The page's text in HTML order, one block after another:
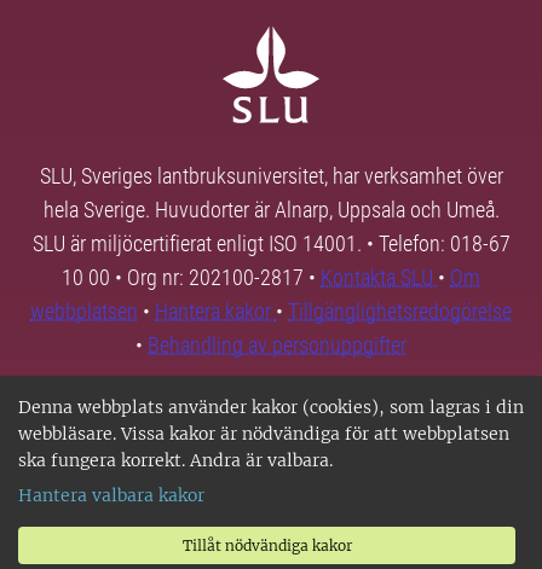
Denna webbplats använder kakor (cookies), som lagras i din
webbläsare. Vissa kakor är nödvändiga för att webbplatsen
ska fungera korrekt. Andra är valbara.
Hantera valbara kakor
Tillåt nödvändiga kakor
SLU, Sveriges lantbruksuniversitet, har verksamhet över
hela Sverige. Huvudorter är Alnarp, Uppsala och Umeå.
SLU är miljöcertifierat enligt ISO 14001. • Telefon: 018-67
10 00 • Org nr: 202100-2817 • Kontakta SLU • Om
webbplatsen • Hantera kakor • Tillgänglighetsredogörelse
• Behandling av personuppgifter